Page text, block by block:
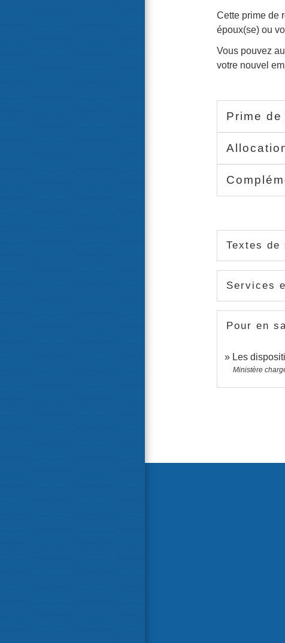
Cette prime de
époux(se) ou
Vous pouvez
votre nouvel
Prime
Textes de
Services
Pour en
Les
Ministère